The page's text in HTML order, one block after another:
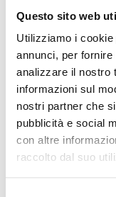
Questo sito web
Utilizziamo i
annunci, per
analizzare il nostro
informazioni sul
nostri partner che
pubblicità e social
con altre
raccolto dal suo